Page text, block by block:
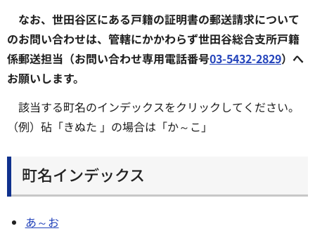
なお、世田谷区にある戸籍の証明書の郵送請求について
のお問い合わせは、管轄にかかわらず世田谷総合支所戸籍
係郵送担当（お問い合わせ専用電話番号03-5432-2829）へ
お願いします。
該当する町名のインデックスをクリックしてください。
（例）砧「きぬた 」の場合は「か～こ」
町名インデックス
あ～お